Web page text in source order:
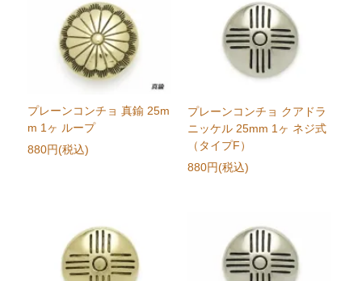
プレーンコンチョ 真鍮 25m
m 1ヶ ループ
880円(税込)
プレーンコンチョ クアドラ
ニッケル 25mm 1ヶ ネジ式
（タイプF）
880円(税込)